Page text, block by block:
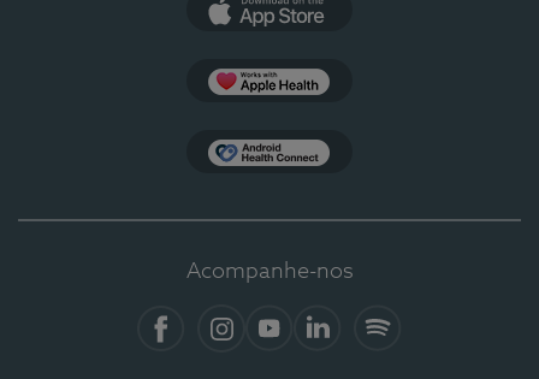
Acompanhe-nos